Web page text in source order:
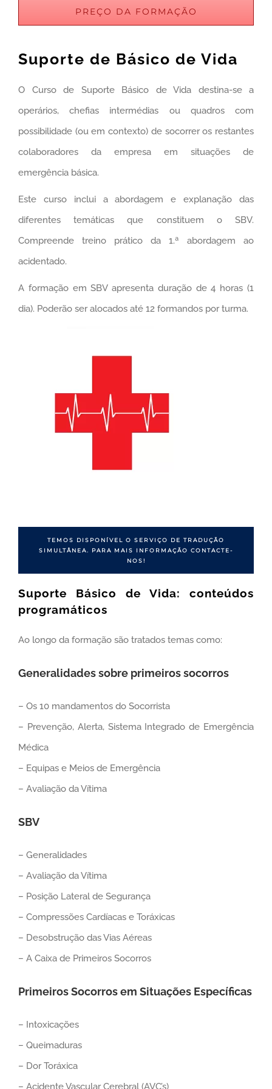
PREÇO DA FORMAÇÃO
Suporte de Básico de Vida
O Curso de Suporte Básico de Vida destina-se a
operários, chefias intermédias ou quadros com
possibilidade (ou em contexto) de socorrer os restantes
colaboradores da empresa em situações de
emergência básica.
Este curso inclui a abordagem e explanação das
diferentes temáticas que constituem o SBV.
Compreende treino prático da 1.ª abordagem ao
acidentado.
A formação em SBV apresenta duração de 4 horas (1
dia). Poderão ser alocados até 12 formandos por turma.
TEMOS DISPONÍVEL O SERVIÇO DE TRADUÇÃO
SIMULTÂNEA. PARA MAIS INFORMAÇÃO CONTACTE-
NOS!
Suporte Básico de Vida: conteúdos
programáticos
Ao longo da formação são tratados temas como:
Generalidades sobre primeiros socorros
– Os 10 mandamentos do Socorrista
– Prevenção, Alerta, Sistema Integrado de Emergência
Médica
– Equipas e Meios de Emergência
– Avaliação da Vítima
SBV
– Generalidades
– Avaliação da Vítima
– Posição Lateral de Segurança
– Compressões Cardíacas e Toráxicas
– Desobstrução das Vias Aéreas
– A Caixa de Primeiros Socorros
Primeiros Socorros em Situações Específicas
– Intoxicações
– Queimaduras
– Dor Toráxica
– Acidente Vascular Cerebral (AVC’s)